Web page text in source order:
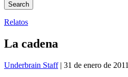
Search
Relatos
La cadena
Underbrain Staff| 31 de enero de 2011